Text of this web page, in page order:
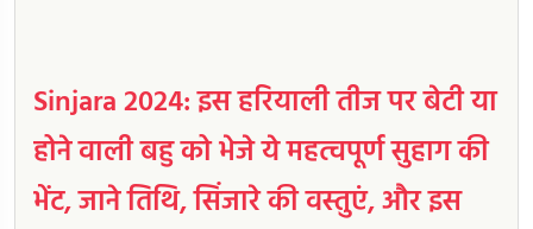
Sinjara 2024: इस हरियाली तीज पर बेटी या
होने वाली बहु को भेजे ये महत्वपूर्ण सुहाग की
भेंट, जाने तिथि, सिंजारे की वस्तुएं, और इस